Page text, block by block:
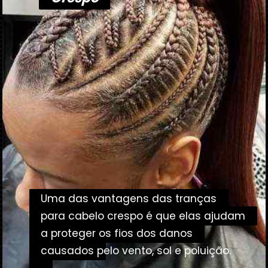
Uma das vantagens das tranças
para cabelo crespo é que elas ajudam
a proteger os fios dos danos
causados
Uma das vantagens das tranças
para cabelo crespo é que elas ajudam
a proteger os fios dos danos
causados ​​pelo vento, sol e poluição.